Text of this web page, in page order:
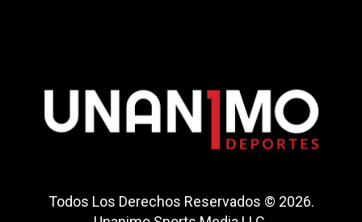
Todos Los Derechos Reservados © 2026.